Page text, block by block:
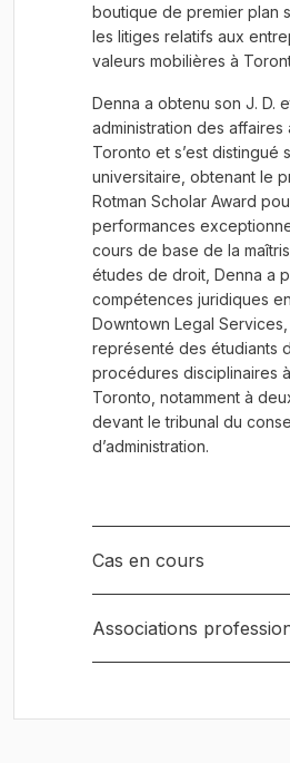
boutique de premier plan
les litiges relatifs aux
valeurs mobilières à
Denna a obtenu son J. D.
administration des affaires
Toronto et s’est distingué
universitaire, obtenant le
Rotman Scholar Award
performances
cours de base de la
études de droit, Denna a
compétences juridiques
Downtown Legal Services,
représenté des étudiants
procédures disciplinaires
Toronto, notamment à
devant le tribunal du
d’administration.
Cas en cours
Associations